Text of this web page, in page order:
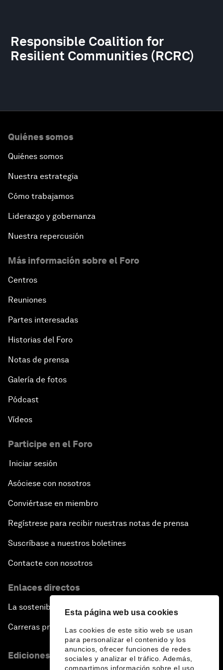
Esta página web usa cookies
Las cookies de este sitio web se usan
para personalizar el contenido y los
anuncios, ofrecer funciones de redes
sociales y analizar el tráfico. Además,
compartimos información sobre el uso
Responsible Coalition for
Resilient Communities (RCRC)
Quiénes somos
Quiénes somos
Nuestra estrategia
Cómo trabajamos
Liderazgo y gobernanza
Nuestra repercusión
Más información sobre el Foro
Centros
Reuniones
Partes interesadas
Historias del Foro
Notas de prensa
Galería de fotos
Pódcast
Vídeos
Participe en el Foro
Iniciar sesión
Asóciese con nosotros
Conviértase en miembro
Regístrese para recibir nuestras notas de prensa
Suscríbase a nuestros boletines
Contacte con nosotros
Enlaces directos
La sostenibilidad en el Foro
Carreras profesionales
Ediciones en otros idiomas